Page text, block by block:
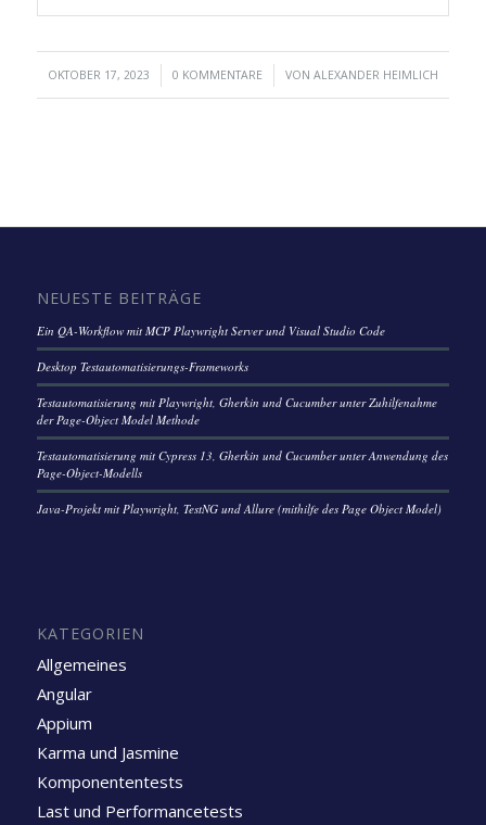
OKTOBER 17, 2023
/ 0 KOMMENTARE
/ VON ALEXANDER HEIMLICH
NEUESTE BEITRÄGE
Ein QA-Workflow mit MCP Playwright Server und Visual Studio Code
Desktop Testautomatisierungs-Frameworks
Testautomatisierung mit Playwright, Gherkin und Cucumber unter Zuhilfenahme
der Page-Object Model Methode
Testautomatisierung mit Cypress 13, Gherkin und Cucumber unter Anwendung des
Page-Object-Modells
Java-Projekt mit Playwright, TestNG und Allure (mithilfe des Page Object Model)
KATEGORIEN
Allgemeines
Angular
Appium
Karma und Jasmine
Komponententests
Last und Performancetests